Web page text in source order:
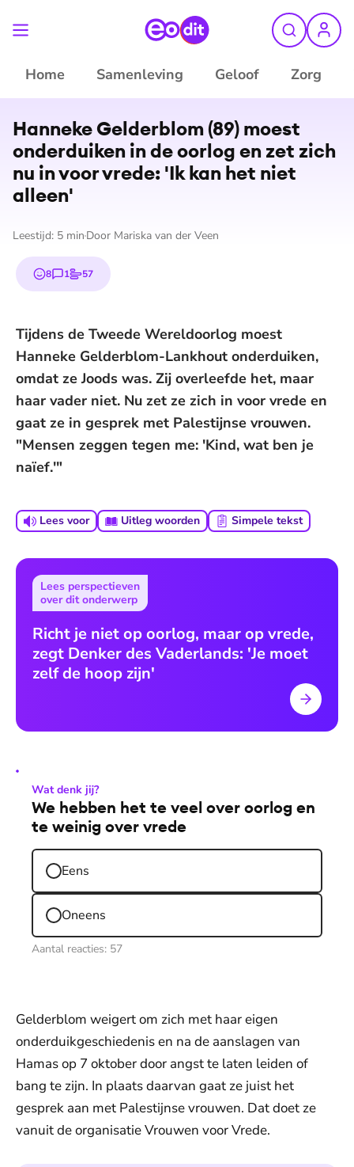
Home Samenleving Geloof Zorg
©
Hanneke Gelderblom (89) moest
onderduiken in de oorlog en zet zich
nu in voor vrede: 'Ik kan het niet
alleen'
Leestijd: 5 min Door Mariska van der Veen
8
emojis
1
reactie
57
stem
Tijdens de Tweede Wereldoorlog moest
Hanneke Gelderblom-Lankhout onderduiken,
omdat ze Joods was. Zij overleefde het, maar
haar vader niet. Nu zet ze zich in voor vrede en
gaat ze in gesprek met Palestijnse vrouwen.
"Mensen zeggen tegen me: 'Kind, wat ben je
naïef.'"
Lees voor Uitleg woorden Simpele tekst
Lees perspectieven
over dit onderwerp
Richt je niet op oorlog, maar op vrede,
zegt Denker des Vaderlands: 'Je moet
zelf de hoop zijn'
Wat denk jij?
We hebben het te veel over oorlog en
te weinig over vrede
Eens
Oneens
Aantal reacties: 57
Gelderblom weigert om zich met haar eigen
onderduikgeschiedenis en na de aanslagen van
Hamas op 7 oktober door angst te laten leiden of
bang te zijn. In plaats daarvan gaat ze juist het
gesprek aan met Palestijnse vrouwen. Dat doet ze
vanuit de organisatie Vrouwen voor Vrede.